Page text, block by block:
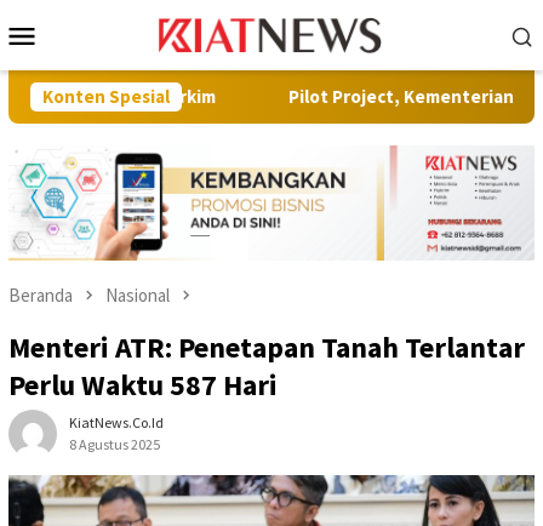
ke
Mobile
Konten Spesial
Perkim Pilot Project, Kementerian ATR/BPN Uji
Beranda Nasional
Menteri ATR: Penetapan Tanah Terlantar
Perlu Waktu 587 Hari
KiatNews.co.id
8 Agustus 2025